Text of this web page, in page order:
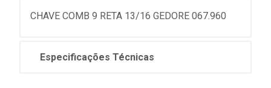
CHAVE COMB 9 RETA 13/16 GEDORE 067.960
Especificações Técnicas